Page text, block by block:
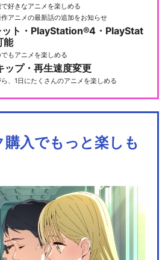
好きなアニメを楽しめる
作アニメの最新話の追加をお知らせ
ト・PlayStation®4・PlayStat
能
もアニメを楽しめる
ップ・再生速度変更
、1日にたくさんのアニメを楽しめる
購入でもっと楽しも